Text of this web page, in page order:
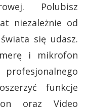
Polubisz
niezależnie od
się udasz.
i mikrofon
funkcje
oraz Video